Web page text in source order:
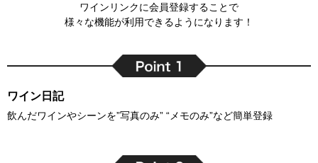
ワインリンクに会員登録することで
様々な機能が利用できるようになります！
ワイン日記
飲んだワインやシーンを”写真のみ” “メモのみ”など簡単登録